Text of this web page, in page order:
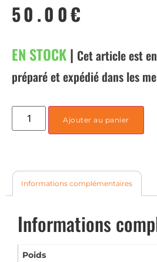
50.00€
EN STOCK| Cet article est
préparé et expédié dans les
Ajouter au panier
Informations complémentaires
Informations
Poids